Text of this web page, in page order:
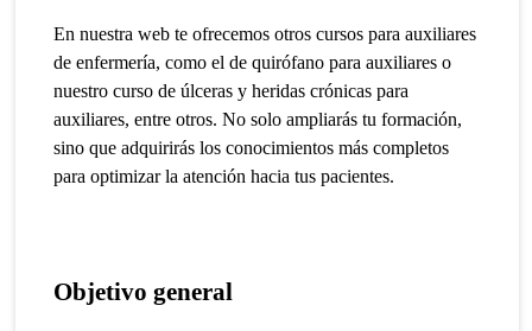
En nuestra web te ofrecemos otros cursos para auxiliares
de enfermería, como el de quirófano para auxiliares o
nuestro curso de úlceras y heridas crónicas para
auxiliares, entre otros. No solo ampliarás tu formación,
sino que adquirirás los conocimientos más completos
para optimizar la atención hacia tus pacientes.
Objetivo general